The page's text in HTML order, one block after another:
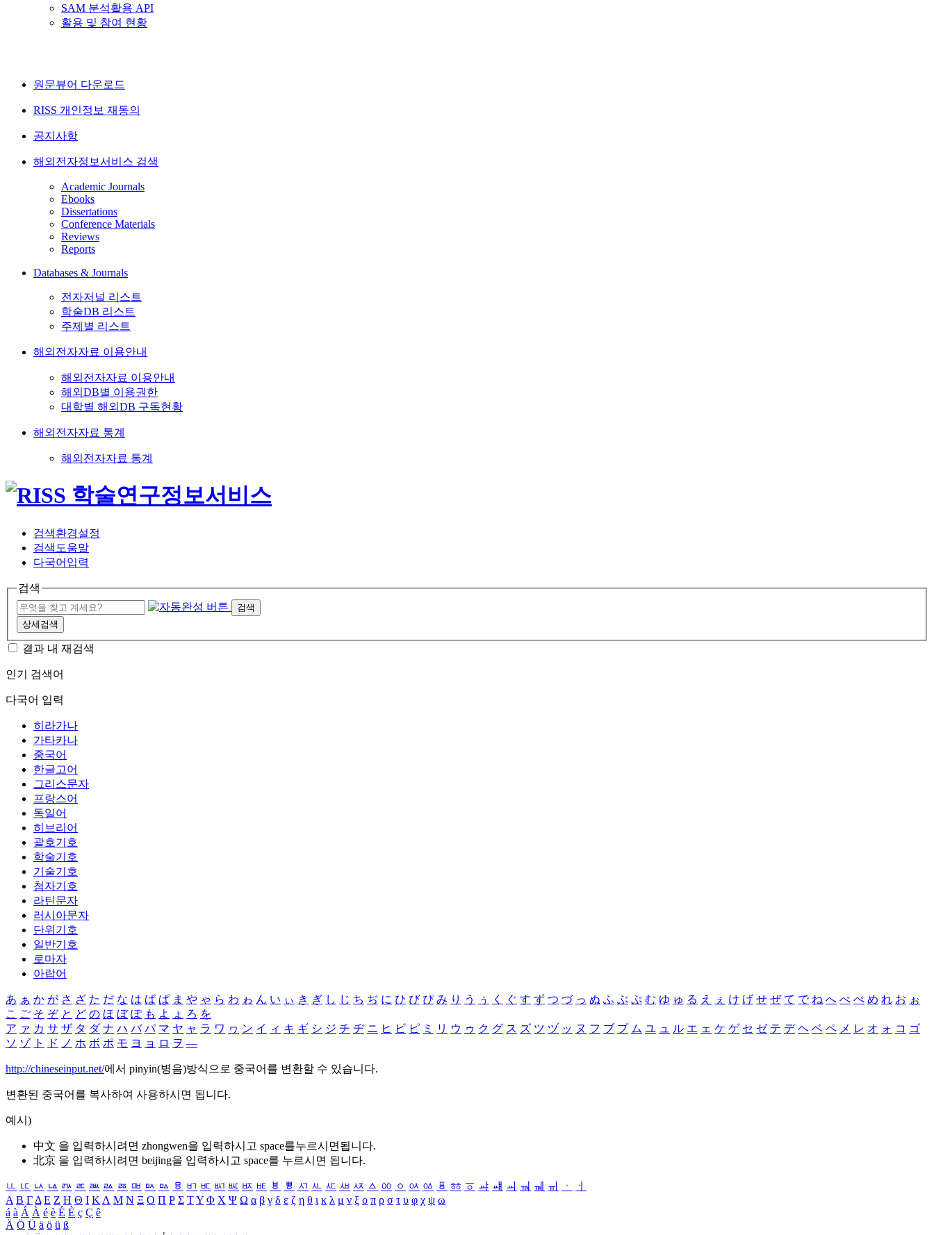
SAM 분석활용 API
활용 및 참여 현황
원문뷰어 다운로드
RISS 개인정보 재동의
공지사항
해외전자정보서비스 검색
Academic Journals
Ebooks
Dissertations
Conference Materials
Reviews
Reports
Databases & Journals
전자저널 리스트
학술DB 리스트
주제별 리스트
해외전자자료 이용안내
해외전자자료 이용안내
해외DB별 이용권한
대학별 해외DB 구독현황
해외전자자료 통계
해외전자자료 통계
검색환경설정
검색도움말
다국어입력
검색
검색
상세검색
결과 내 재검색
인기 검색어
다국어 입력
히라가나
가타카나
중국어
한글고어
그리스문자
프랑스어
독일어
히브리어
괄호기호
학술기호
기술기호
첨자기호
라틴문자
러시아문자
단위기호
일반기호
로마자
아랍어
あ ぁ か が さ ざ た だ な は ば ぱ ま や ゃ ら わ ゎ ん い ぃ き ぎ し じ ち ぢ に ひ び ぴ み り う ぅ く ぐ す ず つ づ っ ぬ ふ ぶ ぷ む ゆ ゅ る え ぇ け げ せ ぜ て で ね へ べ ぺ め れ お ぉ
こ ご そ ぞ と ど の ほ ぼ ぽ も よ ょ ろ を
ア ァ カ サ ザ タ ダ ナ ハ バ パ マ ヤ ャ ラ ワ ヮ ン イ ィ キ ギ シ ジ チ ヂ ニ ヒ ビ ピ ミ リ ウ ゥ ク グ ス ズ ツ ヅ ッ ヌ フ ブ プ ム ユ ュ ル エ ェ ケ ゲ セ ゼ テ デ ヘ ベ ペ メ レ オ ォ コ ゴ
ソ ゾ ト ド ノ ホ ボ ポ モ ヨ ョ ロ ヲ ―
http://chineseinput.net/에서 pinyin(병음)방식으로 중국어를 변환할 수 있습니다.
변환된 중국어를 복사하여 사용하시면 됩니다.
예시)
中文 을 입력하시려면 zhongwen을 입력하시고 space를누르시면됩니다.
北京 을 입력하시려면 beijing을 입력하시고 space를 누르시면 됩니다.
ㅥ ㅦ ㅧ ㅨ ㅩ ㅪ ㅫ ㅬ ㅭ ㅮ ㅯ ㅰ ㅱ ㅲ ㅳ ㅴ ㅵ ㅶ ㅷ ㅸ ㅹ ㅺ ㅻ ㅼ ㅽ ㅾ ㅿ ㆀ ㆁ ㆂ ㆃ ㆄ ㆅ ㆆ ㆇ ㆈ ㆉ ㆊ ㆋ ㆌ ㆍ
ㆎ
Α Β ΓΔ Ε Ζ Η Θ Ι ΚΛ Μ Ν Ξ Ο Π Ρ Σ ΤΥ Φ Χ Ψ Ω α β γ δ ε ζ η θ ι κ λ μ ν ξ ο π ρ σ τ υ φ χ ψ ω
á à Á À é è É È ç Ç ê
Ä Ö Ü ä ö ü ß